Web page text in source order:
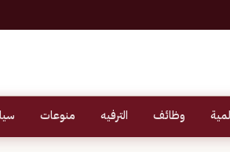
وظائف الترفيه منوعات